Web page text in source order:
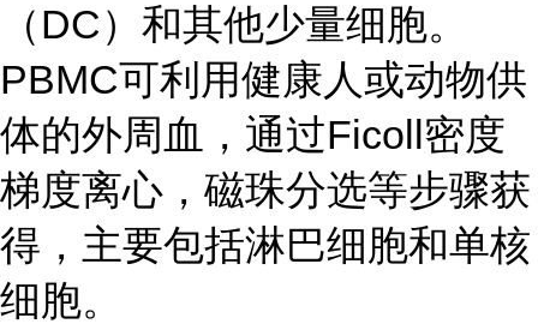
（DC）和其他少量细胞。
PBMC可利用健康人或动物供
体的外周血，通过Ficoll密度
梯度离心，磁珠分选等步骤获
得，主要包括淋巴细胞和单核
细胞。